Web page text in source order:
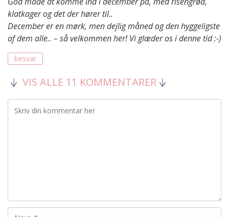
klatkager og det der hører til..
December er en mørk, men dejlig måned og den hyggeligste
af dem alle.. – så velkommen her! Vi glæder os i denne tid :-)
besvar
VIS ALLE 11 KOMMENTARER